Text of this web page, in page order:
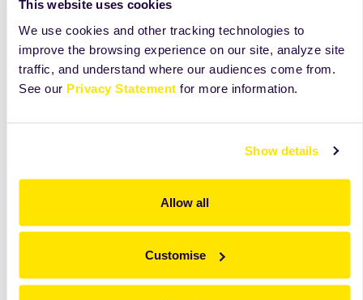
This website uses cookies
We use cookies and other tracking technologies to
improve the browsing experience on our site, analyze site
traffic, and understand where our audiences come from.
See our Privacy Statement for more information.
Show details
Allow all
Customise